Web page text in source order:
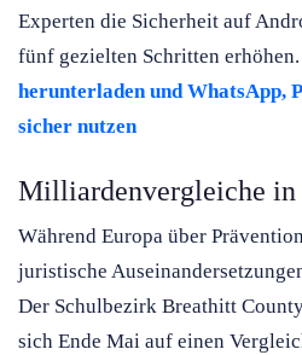
Experten die Sicherheit auf
fünf gezielten Schritten erhöhen.
herunterladen und WhatsApp,
sicher nutzen
Milliardenvergleiche in
Während Europa über
juristische
Der Schulbezirk Breathitt
sich Ende Mai auf einen